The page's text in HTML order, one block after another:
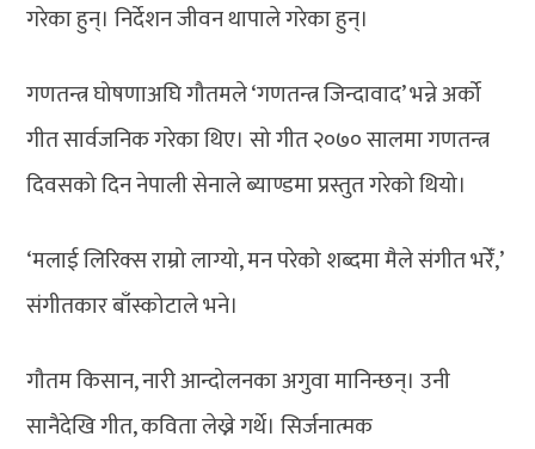
गरेका हुन्। निर्देशन जीवन थापाले गरेका हुन्।
गणतन्त्र घोषणाअघि गौतमले ‘गणतन्त्र जिन्दावाद’ भन्ने अर्को
गीत सार्वजनिक गरेका थिए। सो गीत २०७० सालमा गणतन्त्र
दिवसको दिन नेपाली सेनाले ब्याण्डमा प्रस्तुत गरेको थियो।
‘मलाई लिरिक्स राम्रो लाग्यो, मन परेको शब्दमा मैले संगीत भरेँ,’
संगीतकार बाँस्कोटाले भने।
गौतम किसान, नारी आन्दोलनका अगुवा मानिन्छन्। उनी
सानैदेखि गीत, कविता लेख्ने गर्थे। सिर्जनात्मक